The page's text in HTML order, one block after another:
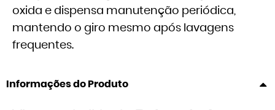
oxida e dispensa manutenção periódica,
mantendo o giro mesmo após lavagens
frequentes.
Informações do Produto